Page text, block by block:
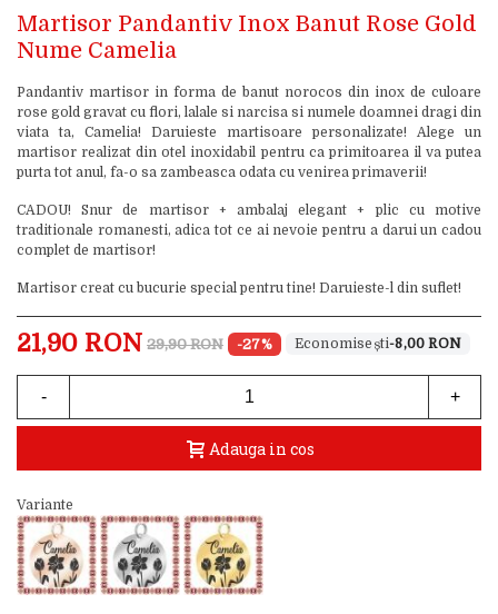
Martisor Pandantiv Inox Banut Rose Gold
Nume Camelia
Pandantiv martisor in forma de banut norocos din inox de culoare
rose gold gravat cu flori, lalale si narcisa si numele doamnei dragi din
viata ta, Camelia! Daruieste martisoare personalizate! Alege un
martisor realizat din otel inoxidabil pentru ca primitoarea il va putea
purta tot anul, fa-o sa zambeasca odata cu venirea primaverii!
CADOU! Snur de martisor + ambalaj elegant + plic cu motive
traditionale romanesti, adica tot ce ai nevoie pentru a darui un cadou
complet de martisor!
Martisor creat cu bucurie special pentru tine! Daruieste-l din suflet!
21,90 RON 29,90 RON -27% -8,00 RON
- +
Adauga in cos
Variante